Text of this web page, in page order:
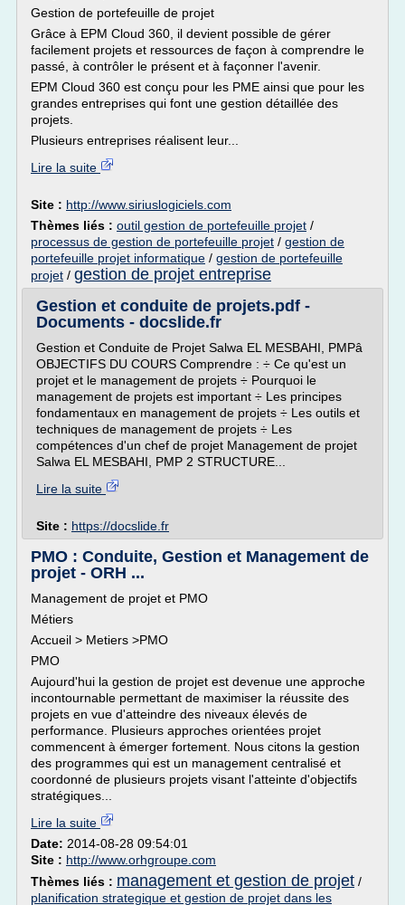
Gestion de portefeuille de projet
Grâce à EPM Cloud 360, il devient possible de gérer
facilement projets et ressources de façon à comprendre le
passé, à contrôler le présent et à façonner l'avenir.
EPM Cloud 360 est conçu pour les PME ainsi que pour les
grandes entreprises qui font une gestion détaillée des
projets.
Plusieurs entreprises réalisent leur...
Lire la suite
Site : http://www.siriuslogiciels.com
Thèmes liés : outil gestion de portefeuille projet /
processus de gestion de portefeuille projet / gestion de
portefeuille projet informatique / gestion de portefeuille
projet / gestion de projet entreprise
Gestion et conduite de projets.pdf -
Documents - docslide.fr
Gestion et Conduite de Projet Salwa EL MESBAHI, PMPâ
OBJECTIFS DU COURS Comprendre : ÷ Ce qu'est un
projet et le management de projets ÷ Pourquoi le
management de projets est important ÷ Les principes
fondamentaux en management de projets ÷ Les outils et
techniques de management de projets ÷ Les
compétences d'un chef de projet Management de projet
Salwa EL MESBAHI, PMP 2 STRUCTURE...
Lire la suite
Site : https://docslide.fr
PMO : Conduite, Gestion et Management de
projet - ORH ...
Management de projet et PMO
Métiers
Accueil > Metiers >PMO
PMO
Aujourd'hui la gestion de projet est devenue une approche
incontournable permettant de maximiser la réussite des
projets en vue d'atteindre des niveaux élevés de
performance. Plusieurs approches orientées projet
commencent à émerger fortement. Nous citons la gestion
des programmes qui est un management centralisé et
coordonné de plusieurs projets visant l'atteinte d'objectifs
stratégiques...
Lire la suite
Date: 2014-08-28 09:54:01
Site : http://www.orhgroupe.com
Thèmes liés : management et gestion de projet /
planification strategique et gestion de projet dans les